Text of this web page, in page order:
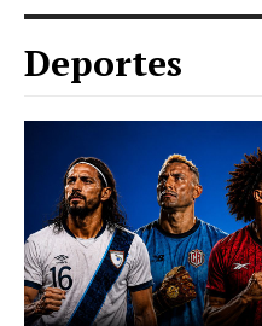
Deportes